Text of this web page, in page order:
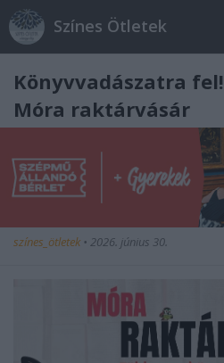
Színes Ötletek
Könyvvadászatra
Móra raktárvásár
színes_ötletek • 2026. június 30.